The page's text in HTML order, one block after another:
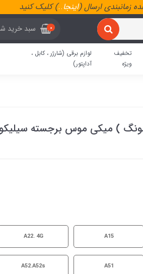
زمانبندی ارسال (اینجا..) کلیک کنید
0 سبد خرید
تخفیف
ویژه
لوازم برقی (شارژر ، کابل ،
آداپتور)
) میکی موس برجسته
A15
A22. 4G
A51
A52.A52s